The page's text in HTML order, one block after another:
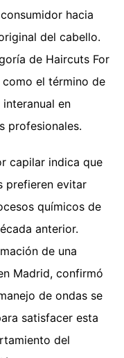
hacia
del cabello.
de Haircuts For
como el término de
en
profesionales.
capilar indica que
prefieren evitar
químicos de
anterior.
de una
Madrid, confirmó
de ondas se
satisfacer esta
del